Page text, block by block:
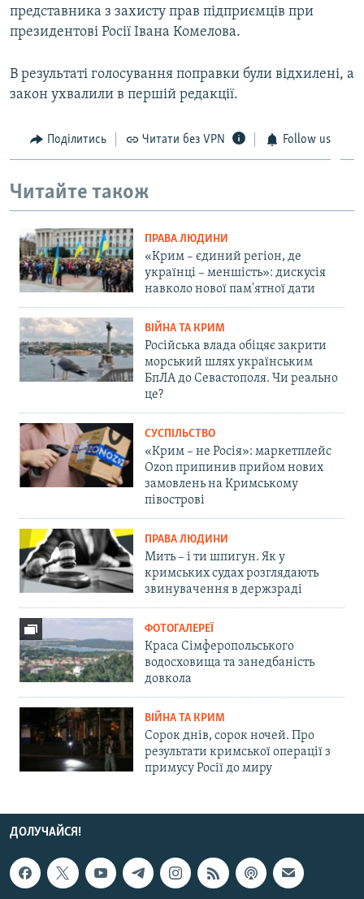
представника з захисту прав підприємців при
президентові Росії Івана Комелова.
В результаті голосування поправки були відхилені, а
закон ухвалили в першій редакції.
Поділитись Читати без VPN Follow us
Читайте також
ПРАВА ЛЮДИНИ
«Крим – єдиний регіон, де
українці – меншість»: дискусія
навколо нової пам'ятної дати
ВІЙНА ТА КРИМ
Російська влада обіцяє закрити
морський шлях українським
БпЛА до Севастополя. Чи реально
це?
СУСПІЛЬСТВО
«Крим – не Росія»: маркетплейс
Ozon припинив прийом нових
замовлень на Кримському
півострові
ПРАВА ЛЮДИНИ
Мить – і ти шпигун. Як у
кримських судах розглядають
звинувачення в держзраді
ФОТОГАЛЕРЕЇ
Краса Сімферопольського
водосховища та занедбаність
довкола
ВІЙНА ТА КРИМ
Сорок днів, сорок ночей. Про
результати кримської операції з
примусу Росії до миру
ДОЛУЧАЙСЯ!